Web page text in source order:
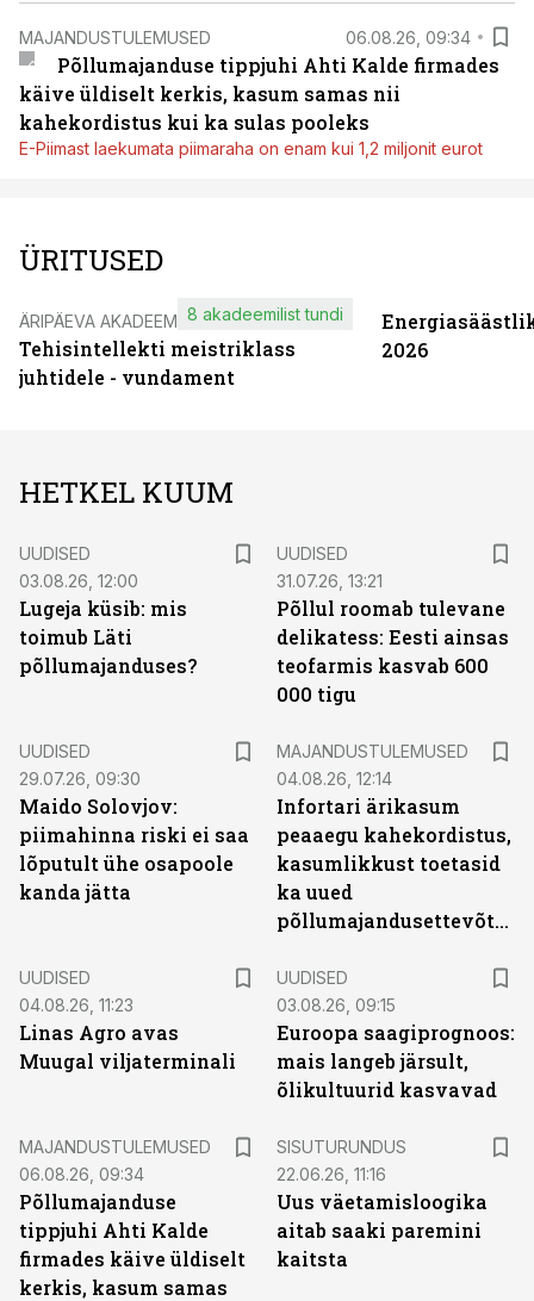
MAJANDUSTULEMUSED 06.08.26, 09:34
Põllumajanduse tippjuhi Ahti Kalde firmades
käive üldiselt kerkis, kasum samas nii
kahekordistus kui ka sulas pooleks
E-Piimast laekumata piimaraha on enam kui 1,2 miljonit eurot
ÜRITUSED
ÄRIPÄEVA AKADEEMIA
Tehisintellekti meistriklass
juhtidele - vundament
8 akadeemilist tundi
2026
HETKEL KUUM
UUDISED
03.08.26, 12:00
Lugeja küsib: mis
toimub Läti
põllumajanduses?
UUDISED
31.07.26, 13:21
Põllul roomab tulevane
delikatess: Eesti ainsas
teofarmis kasvab 600
000 tigu
UUDISED
29.07.26, 09:30
Maido Solovjov:
piimahinna riski ei saa
lõputult ühe osapoole
kanda jätta
MAJANDUSTULEMUSED
04.08.26, 12:14
Infortari ärikasum
peaaegu kahekordistus,
kasumlikkust toetasid
ka uued
põllumajandusettevõtted
UUDISED
04.08.26, 11:23
Linas Agro avas
Muugal viljaterminali
UUDISED
03.08.26, 09:15
Euroopa saagiprognoos:
mais langeb järsult,
õlikultuurid kasvavad
MAJANDUSTULEMUSED
06.08.26, 09:34
Põllumajanduse
tippjuhi Ahti Kalde
firmades käive üldiselt
kerkis, kasum samas
SISUTURUNDUS
22.06.26, 11:16
Uus väetamisloogika
aitab saaki paremini
kaitsta